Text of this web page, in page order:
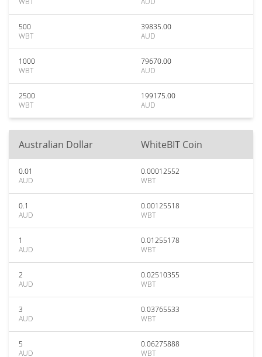
500
WBT
39835.00
AUD
1000
WBT
79670.00
AUD
2500
WBT
199175.00
AUD
Australian Dollar WhiteBIT Coin
0.01
AUD
0.00012552
WBT
0.1
AUD
0.00125518
WBT
1
AUD
0.01255178
WBT
2
AUD
0.02510355
WBT
3
AUD
0.03765533
WBT
5
AUD
0.06275888
WBT